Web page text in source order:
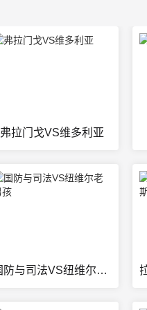
弗拉门戈VS维多利亚
国防与司法VS纽维尔老男孩